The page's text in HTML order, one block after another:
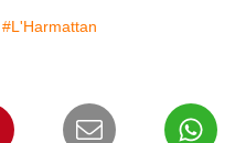
#L'Harmattan